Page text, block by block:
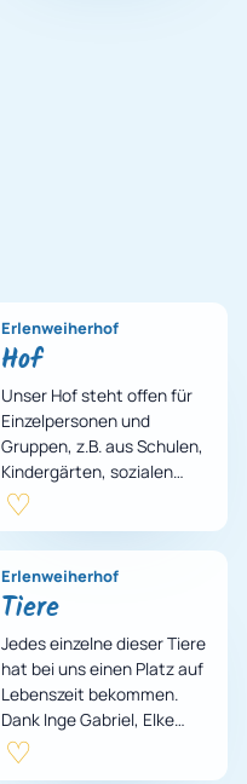
Erlenweiherhof
Hof
Unser Hof steht offen für
Einzelpersonen und
Gruppen, z.B. aus Schulen,
Kindergärten, sozialen
Einrichtungen,
Seniorenheimen.
Erlenweiherhof
Tiere
Jedes einzelne dieser Tiere
hat bei uns einen Platz auf
Lebenszeit bekommen.
Dank Inge Gabriel, Elke
Wiedemann und dem
Verein Erlenweiherhof –